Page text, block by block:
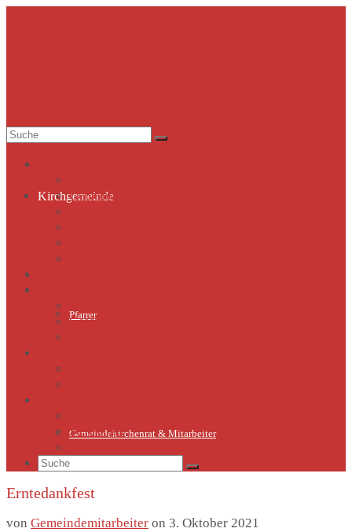
Kirchgemeinde
Pfarrer
Gemeindekirchenrat & Mitarbeiter
Suche
Gemeindekirchenrat & Mitarbeiter
Geschichte St.Marien
Sternsinger
Suche
Erntedankfest
von Gemeindemitarbeiter on 3. Oktober 2021